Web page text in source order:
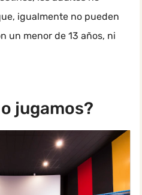
igualmente no pueden
un menor de 13 años, ni
jugamos?